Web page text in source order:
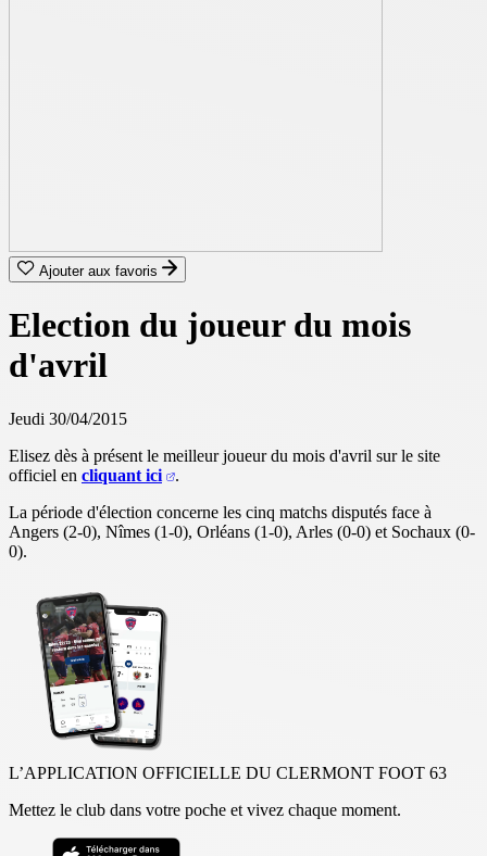
Ajouter aux favoris
Election du joueur du mois
d'avril
Jeudi 30/04/2015
Elisez dès à présent le meilleur joueur du mois d'avril sur le site
officiel en cliquant ici
.
La période d'élection concerne les cinq matchs disputés face à
Angers (2-0), Nîmes (1-0), Orléans (1-0), Arles (0-0) et Sochaux (0-
0).
L’APPLICATION OFFICIELLE DU CLERMONT FOOT 63
Mettez le club dans votre poche et vivez chaque moment.